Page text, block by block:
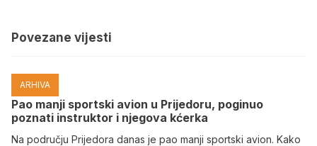
Povezane vijesti
ARHIVA
Pao manji sportski avion u Prijedoru, poginuo
poznati instruktor i njegova kćerka
Na području Prijedora danas je pao manji sportski avion. Kako